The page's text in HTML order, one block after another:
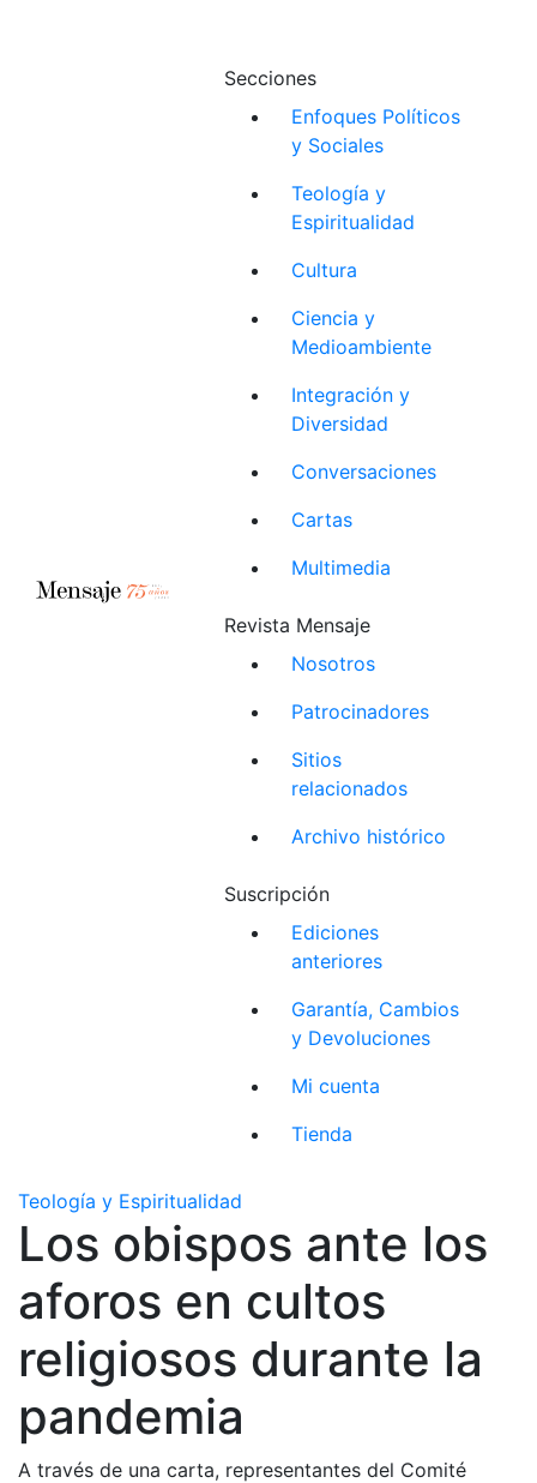
Secciones
Enfoques Políticos
y Sociales
Teología y
Espiritualidad
Cultura
Ciencia y
Medioambiente
Integración y
Diversidad
Conversaciones
Cartas
Multimedia
Revista Mensaje
Nosotros
Patrocinadores
Sitios
relacionados
Archivo histórico
Suscripción
Ediciones
anteriores
Garantía, Cambios
y Devoluciones
Mi cuenta
Tienda
Teología y Espiritualidad
Los obispos ante los
aforos en cultos
religiosos durante la
pandemia
A través de una carta, representantes del Comité